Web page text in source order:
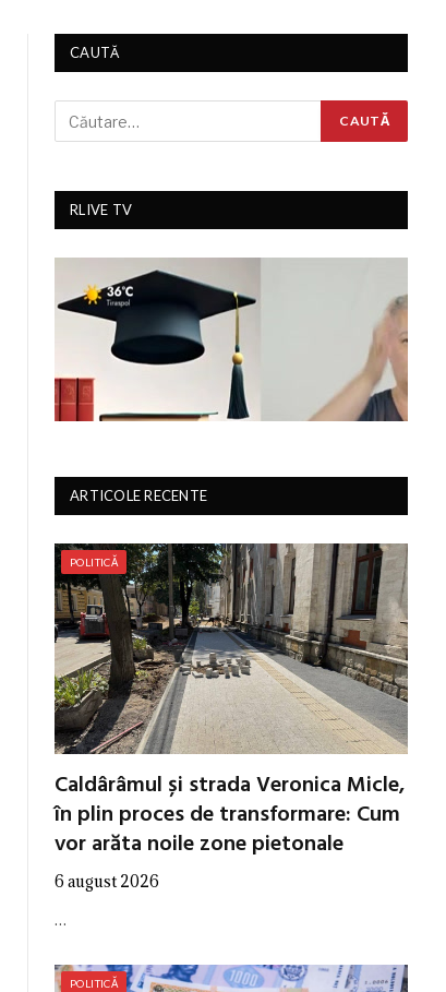
CAUTĂ
RLIVE TV
ARTICOLE RECENTE
POLITICĂ
Caldârâmul și strada Veronica Micle,
în plin proces de transformare: Cum
vor arăta noile zone pietonale
6 august 2026
…
POLITICĂ